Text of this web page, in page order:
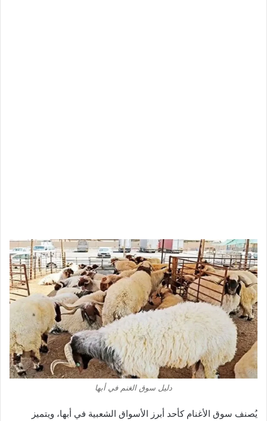
دليل سوق الغنم في أبها
يُصنف سوق الأغنام كأحد أبرز الأسواق الشعبية في أبها، ويتميز